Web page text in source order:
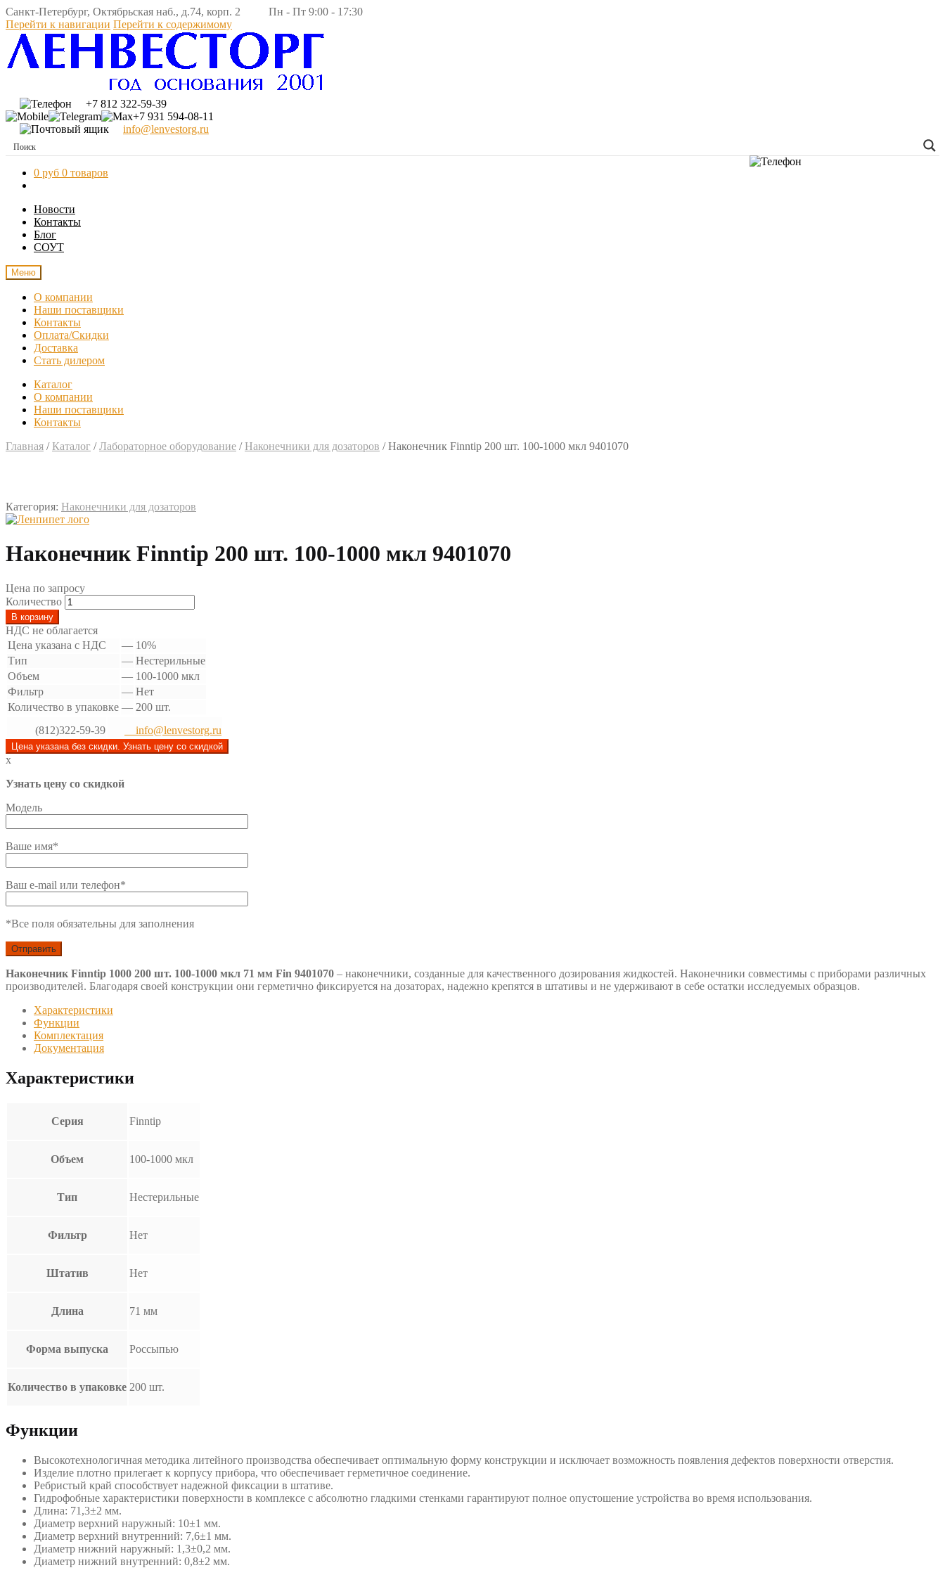
Санкт-Петербург, Октябрьская наб., д.74, корп. 2 Пн - Пт 9:00 - 17:30
Перейти к навигации Перейти к содержимому
+7 812 322-59-39
+7 931 594-08-11
info@lenvestorg.ru
0 руб 0 товаров
Новости
Контакты
Блог
СОУТ
Меню
О компании
Наши поставщики
Контакты
Оплата/Скидки
Доставка
Стать дилером
Каталог
О компании
Наши поставщики
Контакты
Главная / Каталог /Лабораторное оборудование / Наконечники для дозаторов /Наконечник Finntip 200 шт. 100-1000 мкл 9401070
Категория: Наконечники для дозаторов
Наконечник Finntip 200 шт. 100-1000 мкл 9401070
Цена по запросу
Количество
В корзину
НДС не облагается
Цена указана с НДС
— 10%
Тип
— Нестерильные
Объем
— 100-1000 мкл
Фильтр
— Нет
Количество в упаковке — 200 шт.
(812)322-59-39
info@lenvestorg.ru
Цена указана без скидки. Узнать цену со скидкой
x
Узнать цену со скидкой
Модель
Ваше имя*
Ваш e-mail или телефон*
*Все поля обязательны для заполнения
Наконечник Finntip 1000 200 шт. 100-1000 мкл 71 мм Fin 9401070 – наконечники, созданные для качественного дозирования жидкостей. Наконечники совместимы с приборами различных
производителей. Благодаря своей конструкции они герметично фиксируется на дозаторах, надежно крепятся в штативы и не удерживают в себе остатки исследуемых образцов.
Характеристики
Функции
Комплектация
Документация
Характеристики
Серия Finntip
Объем 100-1000 мкл
Тип Нестерильные
Фильтр Нет
Штатив Нет
Длина 71 мм
Форма выпуска Россыпью
Количество в упаковке 200 шт.
Функции
Высокотехнологичная методика литейного производства обеспечивает оптимальную форму конструкции и исключает возможность появления дефектов поверхности отверстия.
Изделие плотно прилегает к корпусу прибора, что обеспечивает герметичное соединение.
Ребристый край способствует надежной фиксации в штативе.
Гидрофобные характеристики поверхности в комплексе с абсолютно гладкими стенками гарантируют полное опустошение устройства во время использования.
Длина: 71,3±2 мм.
Диаметр верхний наружный: 10±1 мм.
Диаметр верхний внутренний: 7,6±1 мм.
Диаметр нижний наружный: 1,3±0,2 мм.
Диаметр нижний внутренний: 0,8±2 мм.